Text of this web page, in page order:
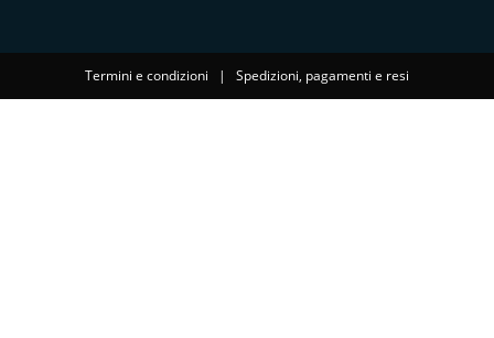
Termini e condizioni | Spedizioni, pagamenti e resi